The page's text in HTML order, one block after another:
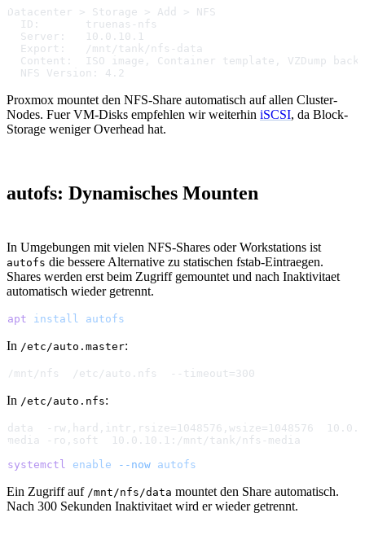
Datacenter > Storage > Add > NFS
  ID:       truenas-nfs
  Server:   10.0.10.1
  Export:   /mnt/tank/nfs-data
Content:  ISO image, Container template, VZDump
  NFS Version: 4.2
Proxmox mountet den NFS-Share automatisch auf allen Cluster-
Nodes. Fuer VM-Disks empfehlen wir weiterhin iSCSI, da Block-
Storage weniger Overhead hat.
autofs: Dynamisches Mounten
In Umgebungen mit vielen NFS-Shares oder Workstations ist
autofs die bessere Alternative zu statischen fstab-Eintraegen.
Shares werden erst beim Zugriff gemountet und nach Inaktivitaet
automatisch wieder getrennt.
apt install autofs
In /etc/auto.master:
/mnt/nfs  /etc/auto.nfs  --timeout=300
In /etc/auto.nfs:
data  -rw,hard,intr,rsize=1048576,wsize=1048576
media -ro,soft  10.0.10.1:/mnt/tank/nfs-media
systemctl
enable --now autofs
Ein Zugriff auf /mnt/nfs/data mountet den Share automatisch.
Nach 300 Sekunden Inaktivitaet wird er wieder getrennt.